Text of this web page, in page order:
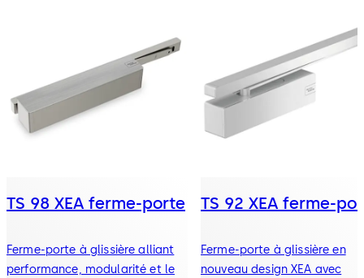
TS 98 XEA ferme-porte
Ferme-porte à glissière alliant
performance, modularité et le
TS 92 XEA ferme-
Ferme-porte à glissière en
nouveau design XEA avec